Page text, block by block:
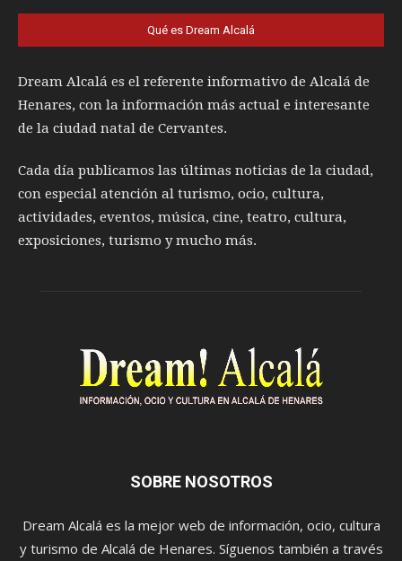
Qué es Dream Alcalá
Dream Alcalá es el referente informativo de Alcalá de
Henares, con la información más actual e interesante
de la ciudad natal de Cervantes.
Cada día publicamos las últimas noticias de la ciudad,
con especial atención al turismo, ocio, cultura,
actividades, eventos, música, cine, teatro, cultura,
exposiciones, turismo y mucho más.
SOBRE NOSOTROS
Dream Alcalá es la mejor web de información, ocio, cultura
y turismo de Alcalá de Henares. Síguenos también a través